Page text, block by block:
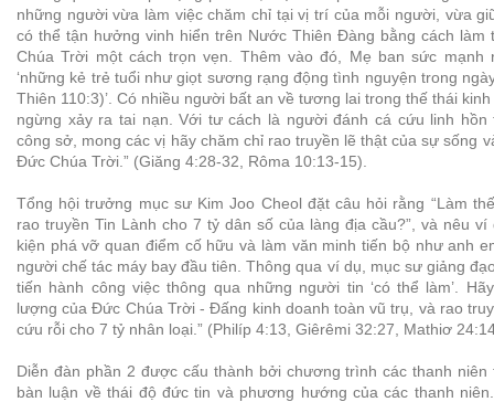
những người vừa làm việc chăm chỉ tại vị trí của mỗi người, vừa
có thể tận hưởng vinh hiển trên Nước Thiên Đàng bằng cách làm
Chúa Trời một cách trọn vẹn. Thêm vào đó, Mẹ ban sức mạnh
‘những kẻ trẻ tuổi như giọt sương rạng động tình nguyện trong
Thiên 110:3)’. Có nhiều người bất an về tương lai trong thế thái
ngừng xảy ra tai nạn. Với tư cách là người đánh cá cứu linh
công sở, mong các vị hãy chăm chỉ rao truyền lẽ thật của sự sống
Đức Chúa Trời.” (Giăng 4:28-32, Rôma 10:13-15).
Tổng hội trưởng mục sư Kim Joo Cheol đặt câu hỏi rằng “Làm
rao truyền Tin Lành cho 7 tỷ dân số của làng địa cầu?”, và nêu
kiện phá vỡ quan điểm cố hữu và làm văn minh tiến bộ như anh
người chế tác máy bay đầu tiên. Thông qua ví dụ, mục sư giảng
tiến hành công việc thông qua những người tin ‘có thể làm’.
lượng của Đức Chúa Trời - Đấng kinh doanh toàn vũ trụ, và rao
cứu rỗi cho 7 tỷ nhân loại.” (Philíp 4:13, Giêrêmi 32:27, Mathiơ
Diễn đàn phần 2 được cấu thành bởi chương trình các thanh
bàn luận về thái độ đức tin và phương hướng của các thanh